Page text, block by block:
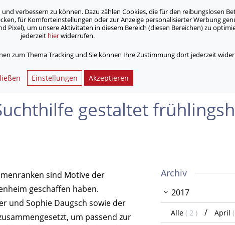
Jobs & Karriere
früh­lings­hafte Fenster­bilder
gestaltet
sind Motive der
geschaffen haben.
und Sophie Daugsch sowie der
um passend zur
Archiv
2017
Alle ( 2 ) April
verbessern zu können. Dazu zählen Cookies, die für den reibungslosen
für Komforteinstellungen oder zur Anzeige personalisierter Werbung
um unsere Aktivitäten in diesem Bereich (diesen Bereichen) zu
jederzeit hierwiderrufen.
zum Thema Tracking und Sie können Ihre Zustimmung dort jederzeit
Einstellungen Akzeptieren